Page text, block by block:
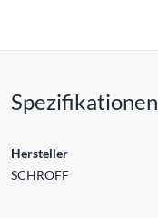
Spezifikationen
Hersteller
SCHROFF